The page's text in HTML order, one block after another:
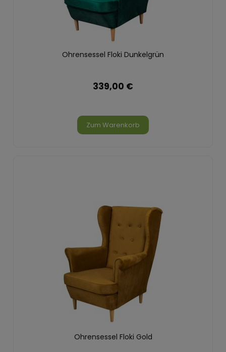
Ohrensessel Floki Dunkelgrün
339,00 €
Zum Warenkorb
Ohrensessel Floki Gold